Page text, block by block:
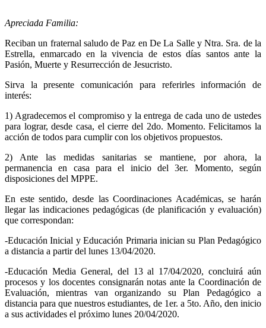
Apreciada Familia:
Reciban un fraternal saludo de Paz en De La Salle y Ntra. Sra. de la
Estrella, enmarcado en la vivencia de estos días santos ante la
Pasión, Muerte y Resurrección de Jesucristo.
Sirva la presente comunicación para referirles información de
interés:
1) Agradecemos el compromiso y la entrega de cada uno de ustedes
para lograr, desde casa, el cierre del 2do. Momento. Felicitamos la
acción de todos para cumplir con los objetivos propuestos.
2) Ante las medidas sanitarias se mantiene, por ahora, la
permanencia en casa para el inicio del 3er. Momento, según
disposiciones del MPPE.
En este sentido, desde las Coordinaciones Académicas, se harán
llegar las indicaciones pedagógicas (de planificación y evaluación)
que correspondan:
-Educación Inicial y Educación Primaria inician su Plan Pedagógico
a distancia a partir del lunes 13/04/2020.
-Educación Media General, del 13 al 17/04/2020, concluirá aún
procesos y los docentes consignarán notas ante la Coordinación de
Evaluación, mientras van organizando su Plan Pedagógico a
distancia para que nuestros estudiantes, de 1er. a 5to. Año, den inicio
a sus actividades el próximo lunes 20/04/2020.